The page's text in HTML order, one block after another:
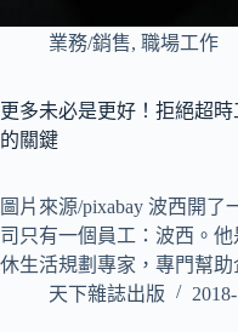
業務/銷售, 職場工作
更多未必是更好！拒絕超
的關鍵
圖片來源/pixabay 波西開
司只有一個員工：波西。
休生活規劃專家，專門幫
天下雜誌出版